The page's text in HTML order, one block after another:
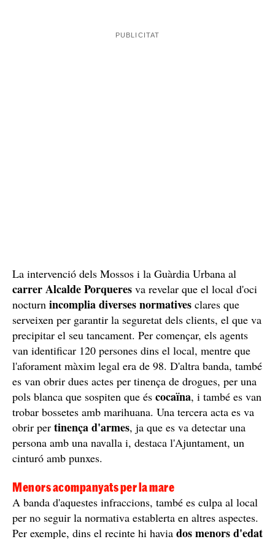
La intervenció dels Mossos i la Guàrdia Urbana al
carrer Alcalde Porqueres va revelar que el local d'oci
nocturn incomplia diverses normatives clares que
serveixen per garantir la seguretat dels clients, el que va
precipitar el seu tancament. Per començar, els agents
van identificar 120 persones dins el local, mentre que
l'aforament màxim legal era de 98. D'altra banda, també
es van obrir dues actes per tinença de drogues, per una
pols blanca que sospiten que és cocaïna, i també es van
trobar bossetes amb marihuana. Una tercera acta es va
obrir per tinença d'armes, ja que es va detectar una
persona amb una navalla i, destaca l'Ajuntament, un
cinturó amb punxes.
Menors acompanyats per la mare
A banda d'aquestes infraccions, també es culpa al local
per no seguir la normativa establerta en altres aspectes.
Per exemple, dins el recinte hi havia dos menors d'edat